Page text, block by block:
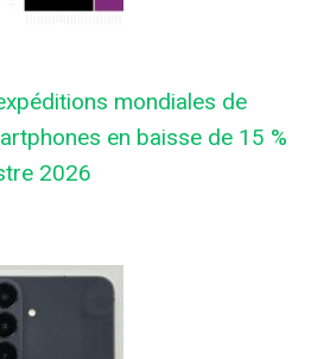
mondiales de
en baisse de 15 %
2026